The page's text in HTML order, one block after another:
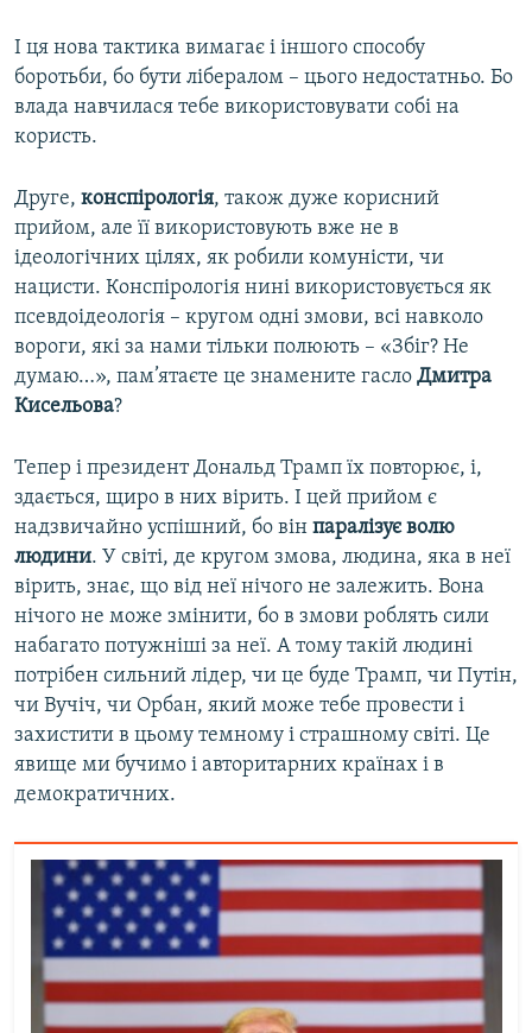
І ця нова тактика вимагає і іншого способу
боротьби, бо бути лібералом – цього недостатньо. Бо
влада навчилася тебе використовувати собі на
користь.
Друге, конспірологія, також дуже корисний
прийом, але її використовують вже не в
ідеологічних цілях, як робили комуністи, чи
нацисти. Конспірологія нині використовується як
псевдоідеологія – кругом одні змови, всі навколо
вороги, які за нами тільки полюють – «Збіг? Не
думаю…», пам’ятаєте це знамените гасло Дмитра
Кисельова?
Тепер і президент Дональд Трамп їх повторює, і,
здається, щиро в них вірить. І цей прийом є
надзвичайно успішний, бо він паралізує волю
людини. У світі, де кругом змова, людина, яка в неї
вірить, знає, що від неї нічого не залежить. Вона
нічого не може змінити, бо в змови роблять сили
набагато потужніші за неї. А тому такій людині
потрібен сильний лідер, чи це буде Трамп, чи Путін,
чи Вучіч, чи Орбан, який може тебе провести і
захистити в цьому темному і страшному світі. Це
явище ми бучимо і авторитарних країнах і в
демократичних.